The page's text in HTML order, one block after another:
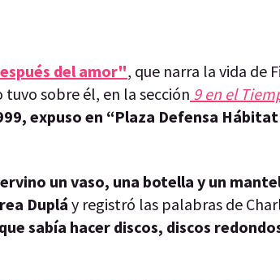
del amor", que narra la vida de
sobre él, en la sección 9 en el
expuso en “Plaza Defensa
un vaso, una botella y un
Duplá y registró las palabras de
sabía hacer discos, discos